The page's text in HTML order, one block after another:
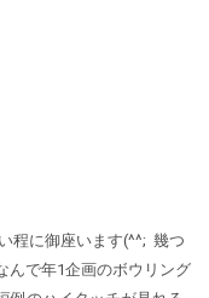
程に御座います(^^; 幾つ
んで年1企画のボウリング